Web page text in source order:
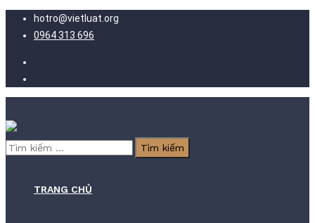
hotro@vietluat.org
0964 313 696
Tìm
TRANG CHỦ